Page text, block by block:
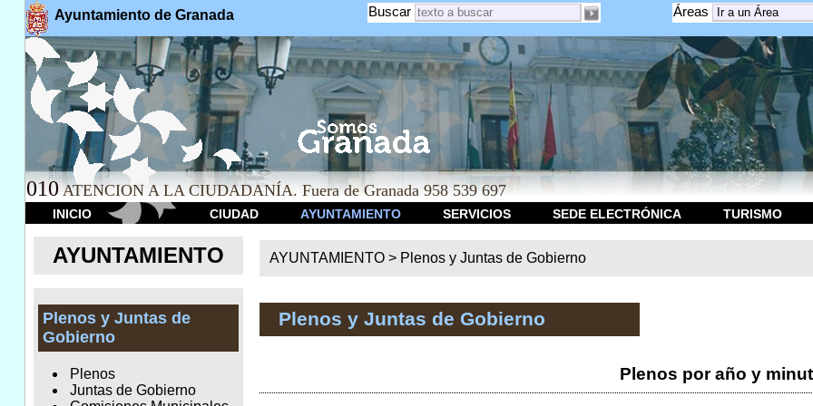
Ayuntamiento de Granada Áreas
Buscar
010 ATENCION A LA CIUDADANÍA. Fuera de Granada 958 539 697
INICIO CIUDAD AYUNTAMIENTO SERVICIOS SEDE ELECTRÓNICA TURISMO
AYUNTAMIENTO
Plenos y Juntas de
Gobierno
Plenos
Juntas de Gobierno
AYUNTAMIENTO > Plenos y Juntas de Gobierno
Plenos y Juntas de Gobierno
Plenos por año y